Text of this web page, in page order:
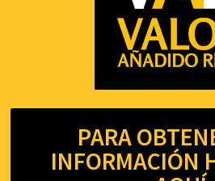
PARA
INFORMACIÓN